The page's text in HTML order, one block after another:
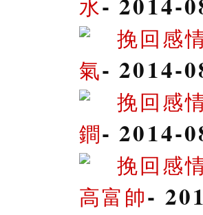
水
挽回感
氣- 2014-
挽回感
鐧- 2014-
挽回感
高富帥-